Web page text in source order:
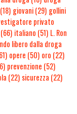
(18) giovani(29) gollini
privato
(66) italiano (51) L. Ron
libero dalla droga
opere (50) oro (22)
prevenzione (52)
(22) sicurezza (22)